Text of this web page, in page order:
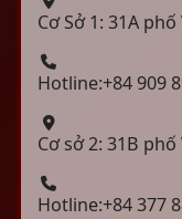
Cơ Sở 1: 31A
Hotline:+84 909
Cơ sở 2: 31B
Hotline:+84 377